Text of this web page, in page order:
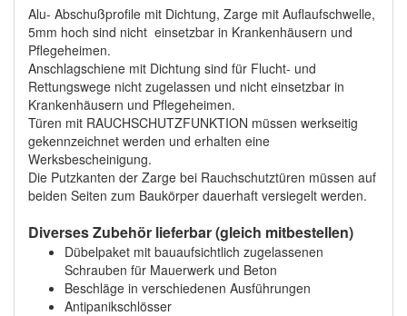
Alu- Abschußprofile mit Dichtung, Zarge mit Auflaufschwelle,
5mm hoch sind nicht einsetzbar in Krankenhäusern und
Pflegeheimen.
Anschlagschiene mit Dichtung sind für Flucht- und
Rettungswege nicht zugelassen und nicht einsetzbar in
Krankenhäusern und Pflegeheimen.
Türen mit RAUCHSCHUTZFUNKTION müssen werkseitig
gekennzeichnet werden und erhalten eine
Werksbescheinigung.
Die Putzkanten der Zarge bei Rauchschutztüren müssen auf
beiden Seiten zum Baukörper dauerhaft versiegelt werden.
Diverses Zubehör lieferbar (gleich mitbestellen)
Dübelpaket mit bauaufsichtlich zugelassenen
Schrauben für Mauerwerk und Beton
Beschläge in verschiedenen Ausführungen
Antipanikschlösser